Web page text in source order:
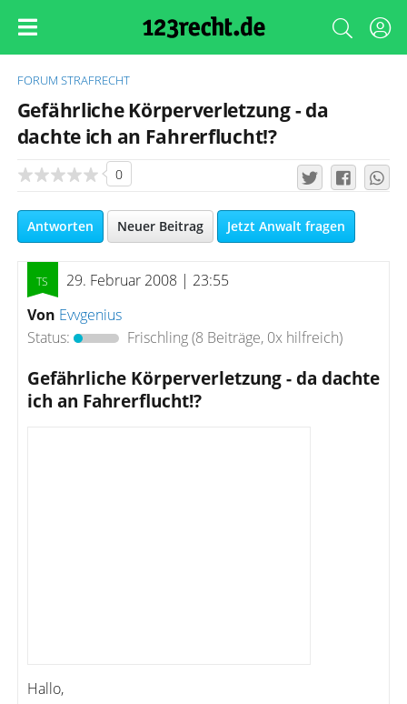
FORUM STRAFRECHT
Gefährliche Körperverletzung - da
dachte ich an Fahrerflucht!?
0
Antworten Neuer Beitrag Jetzt Anwalt fragen
29. Februar 2008 | 23:55
Von Evvgenius
Status:
Frischling(8 Beiträge, 0x hilfreich)
Gefährliche Körperverletzung - da dachte
ich an Fahrerflucht!?
Hallo,